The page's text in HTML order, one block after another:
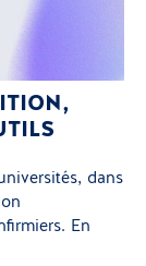
dans
En